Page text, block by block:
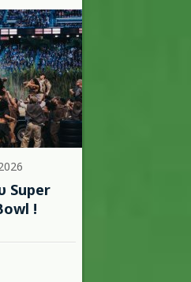
Super
!